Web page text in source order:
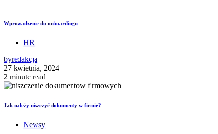
Wprowadzenie do onboardingu
HR
byredakcja
27 kwietnia, 2024
2 minute read
Jak należy niszczyć dokumenty w firmie?
Newsy